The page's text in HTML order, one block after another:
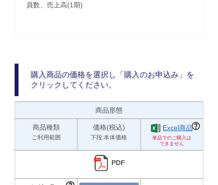
員数、売上高(1期)
購入商品の価格を選択し「購入のお申込み」を
クリックしてください。
商品形態
商品種類
ご利用範囲
価格(税込)
下段:本体価格
Excel商品
PDF